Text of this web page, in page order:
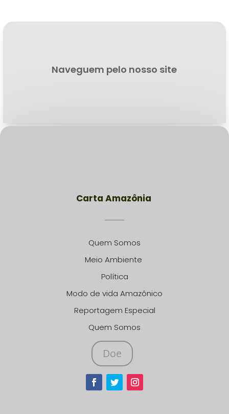
Naveguem pelo nosso site
Carta Amazônia
Quem Somos
Meio Ambiente
Política
Modo de vida Amazônico
Reportagem Especial
Quem Somos
Doe